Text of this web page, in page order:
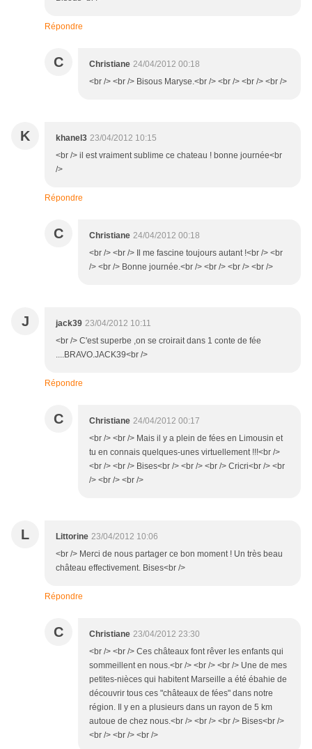
Répondre
C Christiane 24/04/2012 00:18
<br /> <br /> Bisous Maryse.<br /> <br /> <br /> <br />
K khanel3 23/04/2012 10:15
<br /> il est vraiment sublime ce chateau ! bonne journée<br
/>
Répondre
C Christiane 24/04/2012 00:18
<br /> <br /> Il me fascine toujours autant !<br /> <br
/> <br /> Bonne journée.<br /> <br /> <br /> <br />
J jack39 23/04/2012 10:11
<br /> C'est superbe ,on se croirait dans 1 conte de fée
....BRAVO.JACK39<br />
Répondre
C Christiane 24/04/2012 00:17
<br /> <br /> Mais il y a plein de fées en Limousin et
tu en connais quelques-unes virtuellement !!!<br />
<br /> <br /> Bises<br /> <br /> <br /> Cricri<br /> <br
/> <br /> <br />
L Littorine 23/04/2012 10:06
<br /> Merci de nous partager ce bon moment ! Un très beau
château effectivement. Bises<br />
Répondre
C Christiane 23/04/2012 23:30
<br /> <br /> Ces châteaux font rêver les enfants qui
sommeillent en nous.<br /> <br /> <br /> Une de mes
petites-nièces qui habitent Marseille a été ébahie de
découvrir tous ces "châteaux de fées" dans notre
région. Il y en a plusieurs dans un rayon de 5 km
autoue de chez nous.<br /> <br /> <br /> Bises<br />
<br /> <br /> <br />